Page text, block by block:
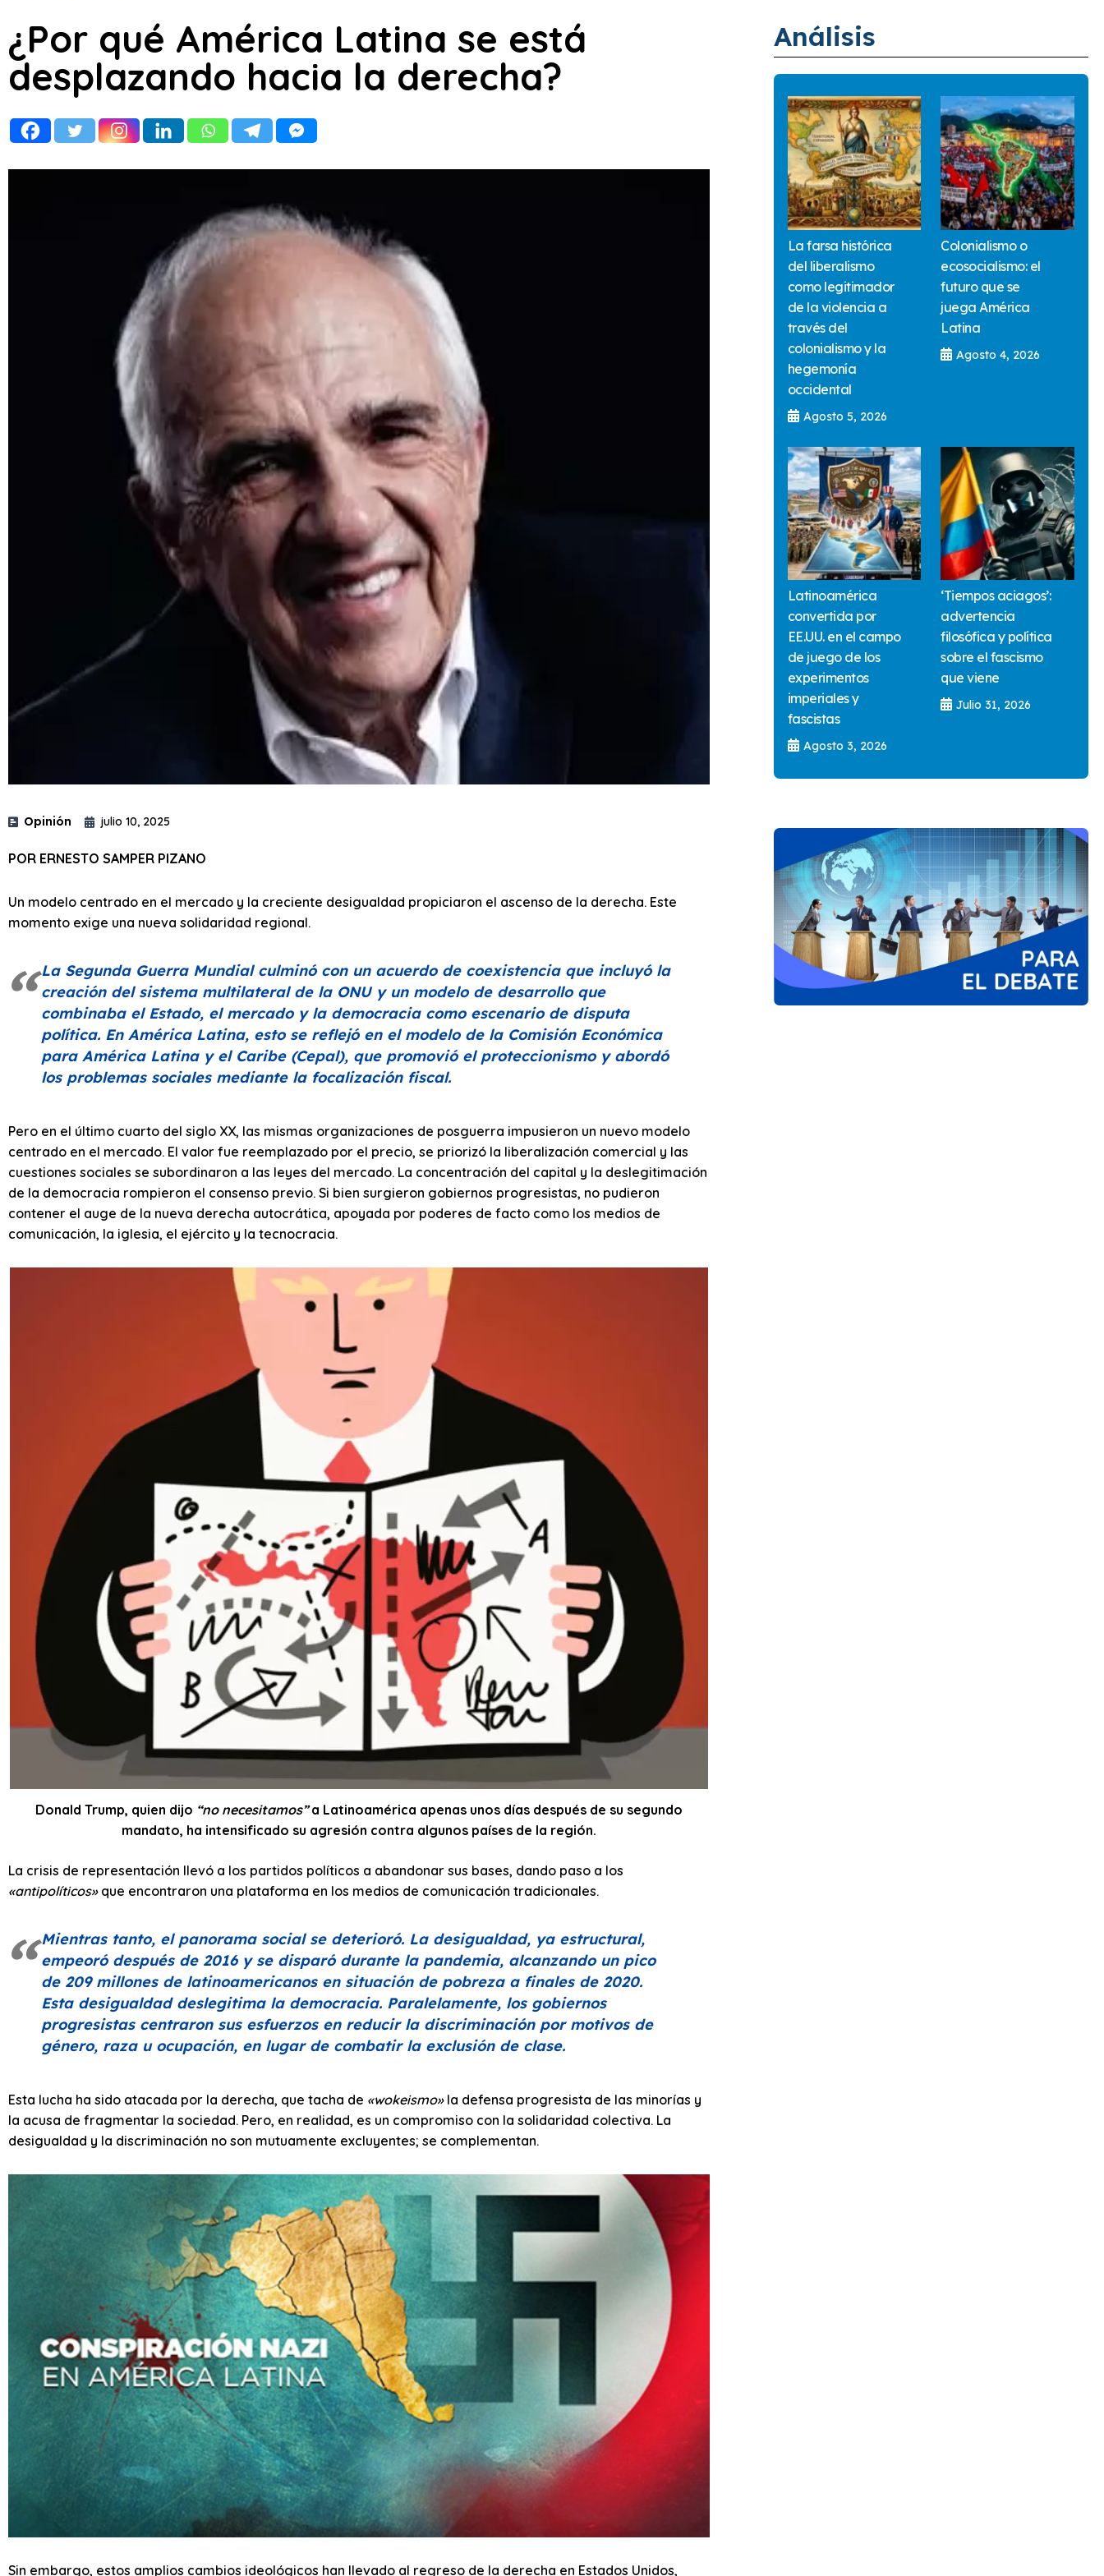
¿Por qué América Latina se está
desplazando hacia la derecha?
Opinión julio 10, 2025
POR ERNESTO SAMPER PIZANO
Un modelo centrado en el mercado y la creciente desigualdad propiciaron el ascenso de la derecha. Este
momento exige una nueva solidaridad regional.
La Segunda Guerra Mundial culminó con un acuerdo de coexistencia que incluyó la
creación del sistema multilateral de la ONU y un modelo de desarrollo que
combinaba el Estado, el mercado y la democracia como escenario de disputa
política. En América Latina, esto se reflejó en el modelo de la Comisión Económica
para América Latina y el Caribe (Cepal), que promovió el proteccionismo y abordó
los problemas sociales mediante la focalización fiscal.
Pero en el último cuarto del siglo XX, las mismas organizaciones de posguerra impusieron un nuevo modelo
centrado en el mercado. El valor fue reemplazado por el precio, se priorizó la liberalización comercial y las
cuestiones sociales se subordinaron a las leyes del mercado. La concentración del capital y la deslegitimación
de la democracia rompieron el consenso previo. Si bien surgieron gobiernos progresistas, no pudieron
contener el auge de la nueva derecha autocrática, apoyada por poderes de facto como los medios de
comunicación, la iglesia, el ejército y la tecnocracia.
Donald Trump, quien dijo “no necesitamos”a Latinoamérica apenas unos días después de su segundo
mandato, ha intensificado su agresión contra algunos países de la región.
La crisis de representación llevó a los partidos políticos a abandonar sus bases, dando paso a los
«antipolíticos»que encontraron una plataforma en los medios de comunicación tradicionales.
Mientras tanto, el panorama social se deterioró. La desigualdad, ya estructural,
empeoró después de 2016 y se disparó durante la pandemia, alcanzando un pico
de 209 millones de latinoamericanos en situación de pobreza a finales de 2020.
Esta desigualdad deslegitima la democracia. Paralelamente, los gobiernos
progresistas centraron sus esfuerzos en reducir la discriminación por motivos de
género, raza u ocupación, en lugar de combatir la exclusión de clase.
Esta lucha ha sido atacada por la derecha, que tacha de «wokeismo»la defensa progresista de las minorías y
la acusa de fragmentar la sociedad. Pero, en realidad, es un compromiso con la solidaridad colectiva. La
desigualdad y la discriminación no son mutuamente excluyentes; se complementan.
Sin embargo, estos amplios cambios ideológicos han llevado al regreso de la derecha en Estados Unidos,
Análisis
La farsa histórica
del liberalismo
como legitimador
de la violencia a
través del
colonialismo y la
hegemonía
occidental
Agosto 5, 2026
Colonialismo o
ecosocialismo: el
futuro que se
juega América
Latina
Agosto 4, 2026
Latinoamérica
convertida por
EE.UU. en el campo
de juego de los
experimentos
imperiales y
fascistas
Agosto 3, 2026
‘Tiempos aciagos’:
advertencia
filosófica y política
sobre el fascismo
que viene
Julio 31, 2026